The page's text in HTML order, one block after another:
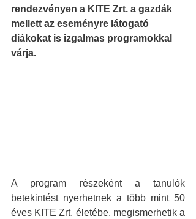
rendezvényen a KITE Zrt. a gazdák
mellett az eseményre látogató
diákokat is izgalmas programokkal
várja.
A program részeként a tanulók
betekintést nyerhetnek a több mint 50
éves KITE Zrt. életébe, megismerhetik a